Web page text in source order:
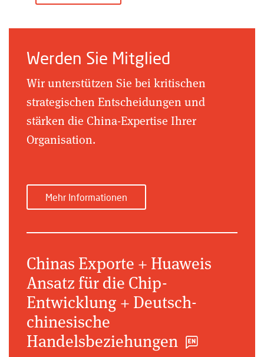
Werden Sie Mitglied
Wir unterstützen Sie bei kritischen
strategischen Entscheidungen und
stärken die China-Expertise Ihrer
Organisation.
Mehr Informationen
Chinas Exporte + Huaweis
Ansatz für die Chip-
Entwicklung + Deutsch-
chinesische
Handelsbeziehungen